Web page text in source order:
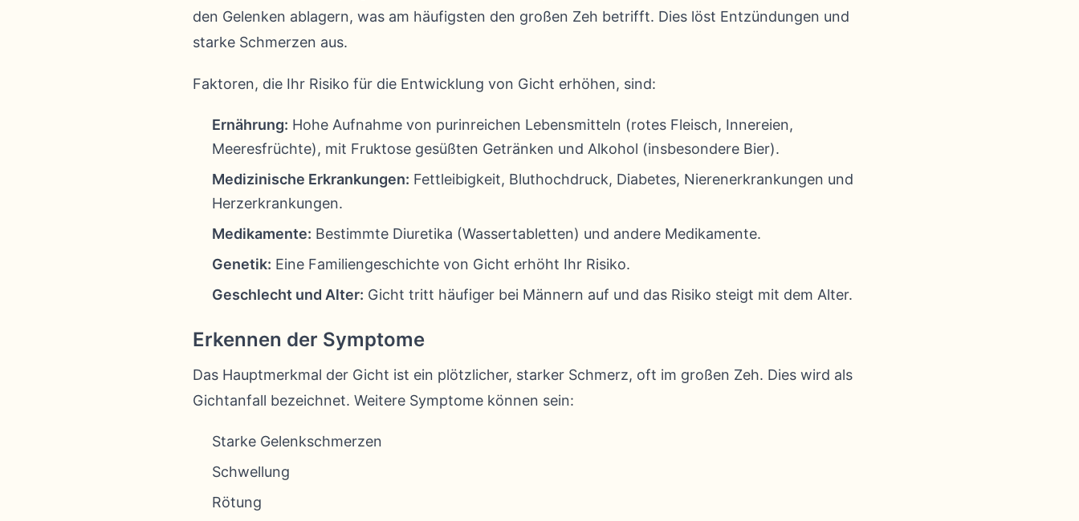
den Gelenken ablagern, was am häufigsten den großen Zeh betrifft. Dies löst Entzündungen und
starke Schmerzen aus.
Faktoren, die Ihr Risiko für die Entwicklung von Gicht erhöhen, sind:
Ernährung: Hohe Aufnahme von purinreichen Lebensmitteln (rotes Fleisch, Innereien,
Meeresfrüchte), mit Fruktose gesüßten Getränken und Alkohol (insbesondere Bier).
Medizinische Erkrankungen: Fettleibigkeit, Bluthochdruck, Diabetes, Nierenerkrankungen und
Herzerkrankungen.
Medikamente: Bestimmte Diuretika (Wassertabletten) und andere Medikamente.
Genetik: Eine Familiengeschichte von Gicht erhöht Ihr Risiko.
Geschlecht und Alter: Gicht tritt häufiger bei Männern auf und das Risiko steigt mit dem Alter.
Erkennen der Symptome
Das Hauptmerkmal der Gicht ist ein plötzlicher, starker Schmerz, oft im großen Zeh. Dies wird als
Gichtanfall bezeichnet. Weitere Symptome können sein:
Starke Gelenkschmerzen
Schwellung
Rötung